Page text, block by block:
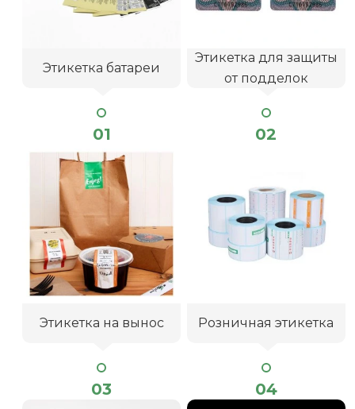
Этикетка батареи
01
Этикетка для защиты
от подделок
02
Этикетка на вынос
03
Розничная этикетка
04